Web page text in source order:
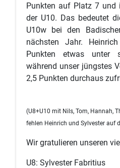
Punkten auf Platz 7 und
der U10. Das bedeutet
U10w bei den
nächsten Jahr.
Punkten etwas unter
während unser jüngstes
2,5 Punkten durchaus
(U8+U10 mit Nils, Tom, Hannah,
fehlen Heinrich und Sylvester auf
Wir gratulieren unseren
U8: Sylvester Fabritius